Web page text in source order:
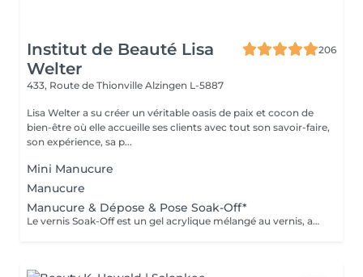
Institut de Beauté Lisa
Welter
206
433, Route de Thionville Alzingen L-5887
Lisa Welter a su créer un véritable oasis de paix et cocon de
bien-être où elle accueille ses clients avec tout son savoir-faire,
son expérience, sa p...
Mini Manucure
Manucure
Manucure & Dépose & Pose Soak-Off*
Le vernis Soak-Off est un gel acrylique mélangé au vernis, appliqué sur l'ongle et durci par des LED. Il a la même texture qu'un vernis classique, est aussi liquide et a encore plus de brillance. Il reste impeccable, sans ternir et sans s'écailler jusqu'à 18 jours